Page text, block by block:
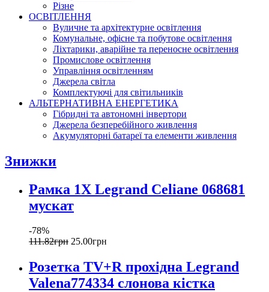
Різне
ОСВІТЛЕННЯ
Вуличне та архітектурне освітлення
Комунальне, офісне та побутове освітлення
Ліхтарики, аварійне та переносне освітлення
Промислове освітлення
Управління освітленням
Джерела світла
Комплектуючі для світильників
АЛЬТЕРНАТИВНА ЕНЕРГЕТИКА
Гібридні та автономні інвертори
Джерела безперебійного живлення
Акумуляторні батареї та елементи живлення
Знижки
Рамка 1Х Legrand Celiane 068681
мускат
-78%
111.82грн 25.00грн
Розетка ТV+R прохідна Legrand
Valena774334 слонова кістка